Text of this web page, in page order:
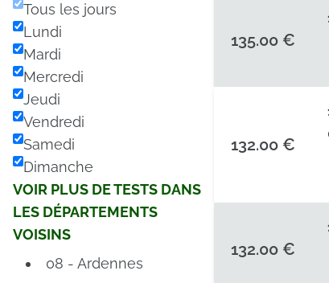
Tous les jours
Lundi
Mardi
Mercredi
Jeudi
Vendredi
Samedi
Dimanche
VOIR PLUS DE TESTS DANS
LES DÉPARTEMENTS
VOISINS
08 - Ardennes
135.00 €
132.00 €
132.00 €